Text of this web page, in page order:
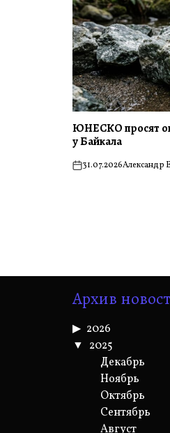
ЮНЕСКО просят
у Байкала
on31.07.2026Александр
Архив
2026
2025
Декабрь
Ноябрь
Октябрь
Сентябрь
Август